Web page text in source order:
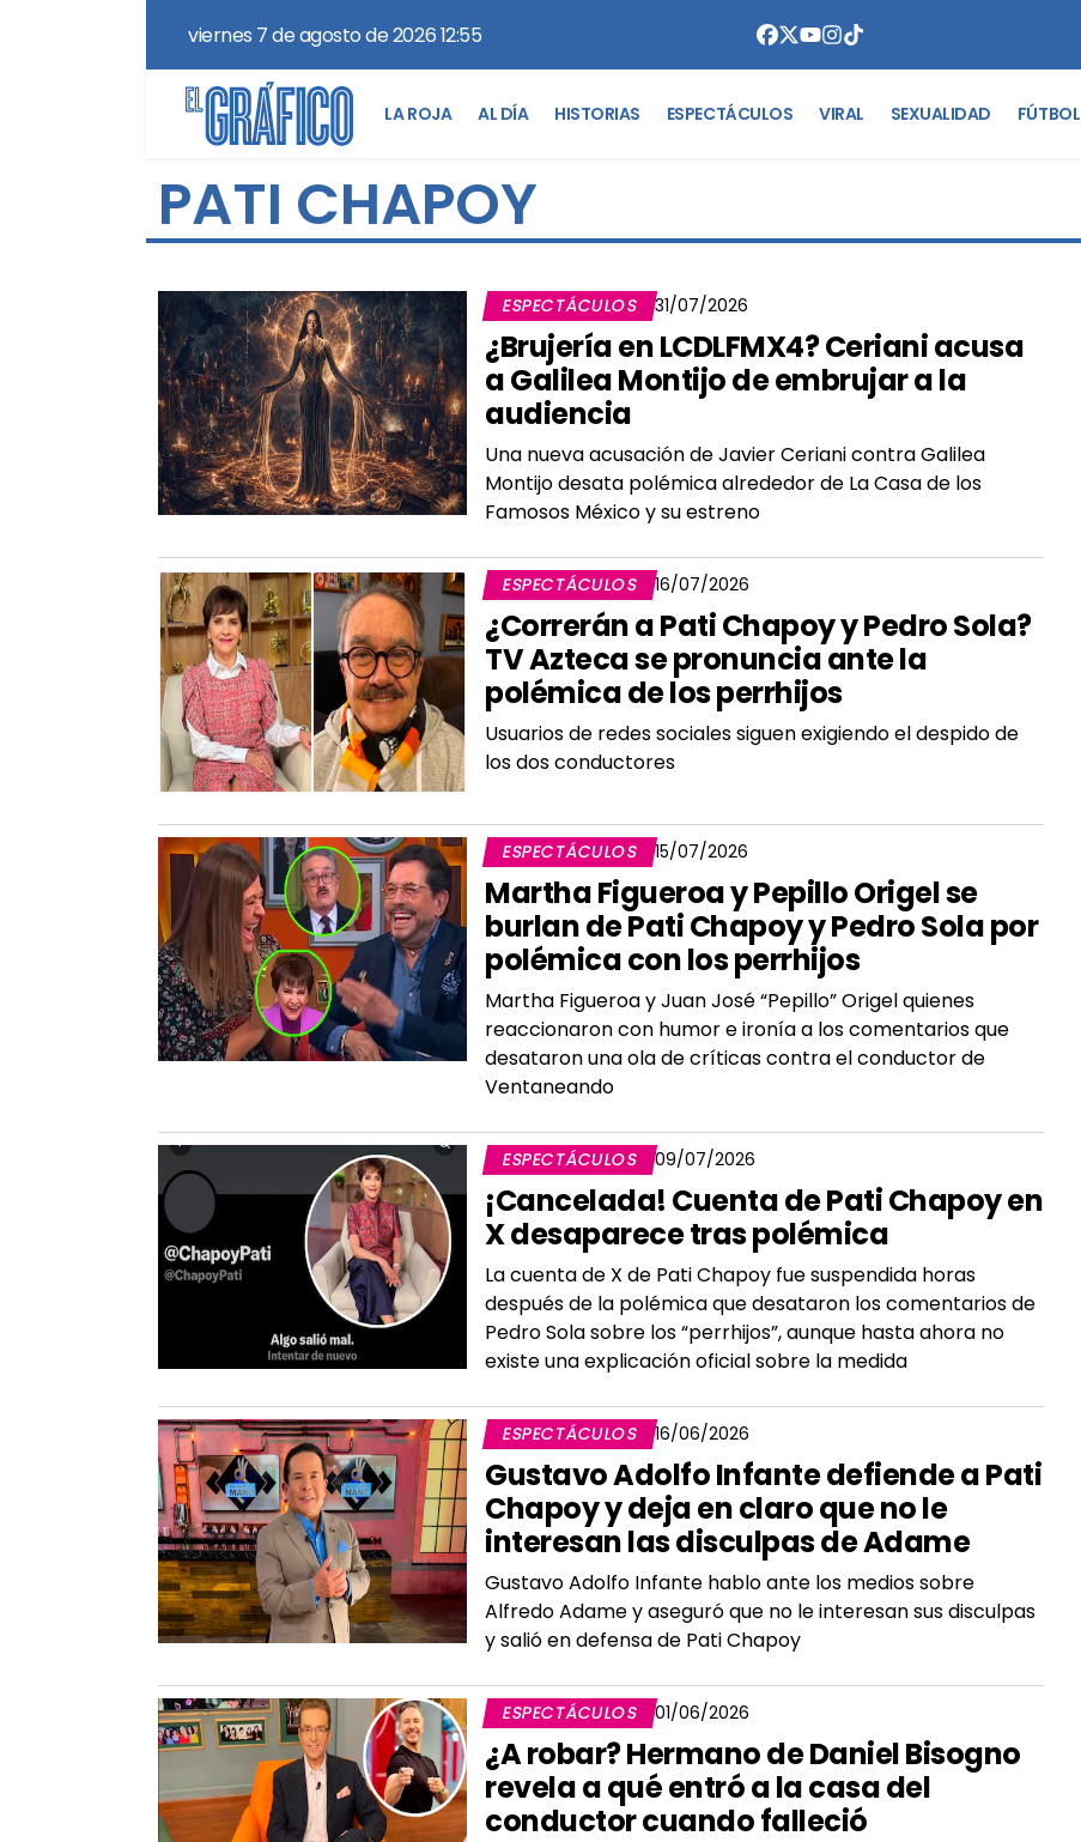
viernes 7 de agosto de 2026 12:55
LA ROJA AL DÍA HISTORIAS ESPECTÁCULOS VIRAL SEXUALIDAD FÚTBOL
PATI CHAPOY
ESPECTÁCULOS 31/07/2026
¿Brujería en LCDLFMX4? Ceriani acusa
a Galilea Montijo de embrujar a la
audiencia
Una nueva acusación de Javier Ceriani contra Galilea
Montijo desata polémica alrededor de La Casa de los
Famosos México y su estreno
ESPECTÁCULOS 16/07/2026
¿Correrán a Pati Chapoy y Pedro Sola?
TV Azteca se pronuncia ante la
polémica de los perrhijos
Usuarios de redes sociales siguen exigiendo el despido de
los dos conductores
ESPECTÁCULOS 15/07/2026
Martha Figueroa y Pepillo Origel se
burlan de Pati Chapoy y Pedro Sola por
polémica con los perrhijos
Martha Figueroa y Juan José “Pepillo” Origel quienes
reaccionaron con humor e ironía a los comentarios que
desataron una ola de críticas contra el conductor de
Ventaneando
ESPECTÁCULOS 09/07/2026
¡Cancelada! Cuenta de Pati Chapoy en
X desaparece tras polémica
La cuenta de X de Pati Chapoy fue suspendida horas
después de la polémica que desataron los comentarios de
Pedro Sola sobre los “perrhijos”, aunque hasta ahora no
existe una explicación oficial sobre la medida
ESPECTÁCULOS 16/06/2026
Gustavo Adolfo Infante defiende a Pati
Chapoy y deja en claro que no le
interesan las disculpas de Adame
Gustavo Adolfo Infante hablo ante los medios sobre
Alfredo Adame y aseguró que no le interesan sus disculpas
y salió en defensa de Pati Chapoy
ESPECTÁCULOS 01/06/2026
¿A robar? Hermano de Daniel Bisogno
revela a qué entró a la casa del
conductor cuando falleció